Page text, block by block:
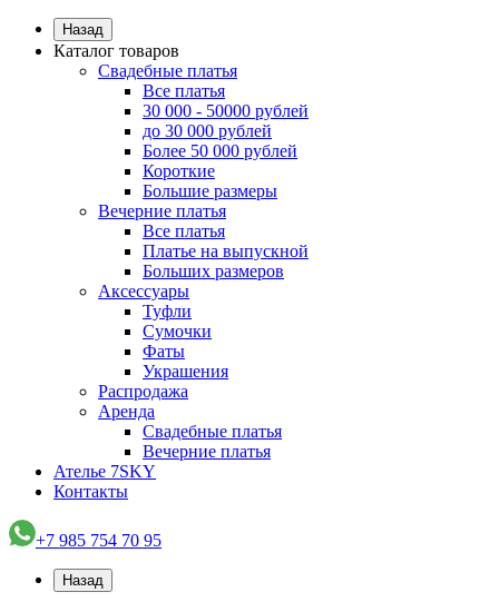
Назад
Каталог товаров
Свадебные платья
Все платья
30 000 - 50000 рублей
до 30 000 рублей
Более 50 000 рублей
Короткие
Большие размеры
Вечерние платья
Все платья
Платье на выпускной
Больших размеров
Аксессуары
Туфли
Сумочки
Фаты
Украшения
Распродажа
Аренда
Свадебные платья
Вечерние платья
Ателье 7SKY
Контакты
+7 985 754 70 95
Назад